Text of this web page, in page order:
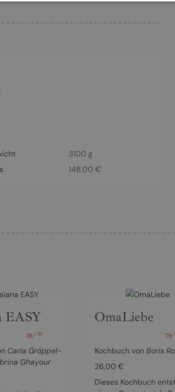
3100 g
148,00 €
EASY
7,6/ 10
Carla Gröppel-
Ghayour
OmaLiebe
7,9
Kochbuch von Boris
26,00 €
Dieses Kochbuch